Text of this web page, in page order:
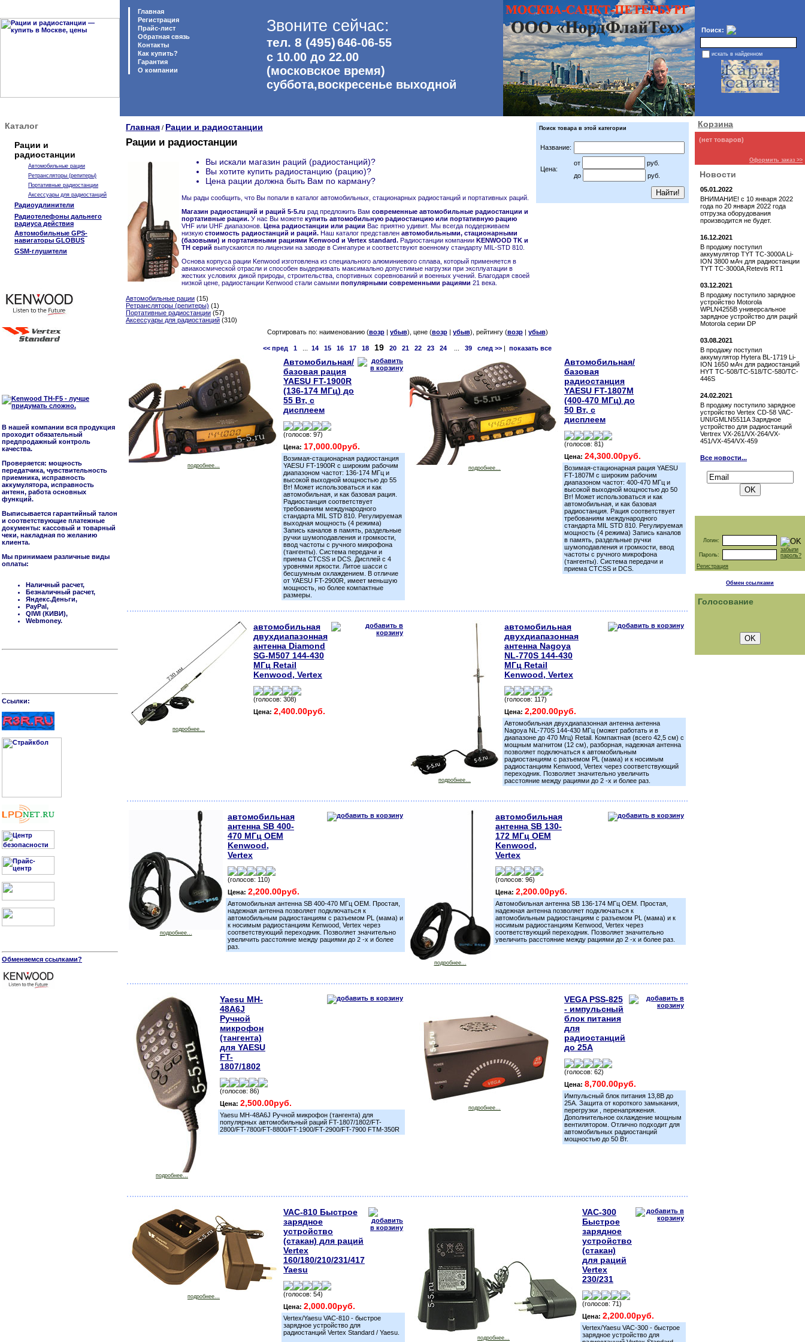
Главная
Регистрация
Прайс-лист
Обратная связь
Контакты
Как купить?
Гарантия
O компании
Звоните сейчас:
тел. 8 (495)646-06-55
с 10.00 до 22.00
(московское время)
суббота,воскресенье выходной
Поиск:
искать в найденном
Каталог
Рации и
радиостанции
Автомобильные рации
Ретрансляторы (репитеры)
Портативные радиостанции
Аксессуары для радиостанций
Радиоудлинители
Радиотелефоны дальнего
радиуса действия
Автомобильные GPS-
навигаторы GLOBUS
GSM-глушители
В нашей компании вся продукция
проходит обязательный
предпродажный контроль
качества.
Проверяется: мощность
передатчика, чувствительность
приемника, исправность
аккумулятора, исправность
антенн, работа основных
функций.
Выписывается гарантийный талон
и соответствующие платежные
документы: кассовый и товарный
чеки, накладная по желанию
клиента.
Мы принимаем различные виды
оплаты:
Наличный расчет,
Безналичный расчет,
Яндекс.Деньги,
PayPal,
QIWI (КИВИ),
Webmoney.
Cсылки:
Обменяемся ссылками?
Главная / Рации и радиостанции Поиск товара в этой категории
Название:
Цена:
от
руб.
до
руб.
Рации и радиостанции
Вы искали магазин раций (радиостанций)?
Вы хотите купить радиостанцию (рацию)?
Цена рации должна быть Вам по карману?
Мы рады сообщить, что Вы попали в каталог автомобильных, стационарных радиостанций и портативных раций.
Магазин радиостанций и раций 5-5.ru рад предложить Вам современные автомобильные радиостанции и
портативные рации. У нас Вы можете купить автомобильную радиостанцию или портативную рацию
VHF или UHF диапазонов.
Цена радиостанции или рации Вас приятно удивит. Мы всегда поддерживаем
низкую стоимость радиостанций и раций. Наш каталог представлен автомобильными, стационарными
(базовыми) и портативными рациями Kenwood и Vertex standard. Радиостанции компании KENWOOD TK и
TH серий выпускаются по лицензии на заводе в Сингапуре и соответствуют военному стандарту MIL-STD 810.
Основа корпуса рации Kenwood изготовлена из специального алюминиевого сплава, который применяется в
авиакосмической отрасли и способен выдерживать максимально допустимые нагрузки при эксплуатации в
жестких условиях дикой природы, строительства, спортивных соревнований и военных учений. Благодаря своей
низкой цене, радиостанции Kenwood стали самыми популярными современными рациями 21 века.
Автомобильные рации (15)
Ретрансляторы (репитеры) (1)
Портативные радиостанции (57)
Аксессуары для радиостанций (310)
Сортировать по: наименованию (возр| убыв), цене (возр| убыв), рейтингу (возр| убыв)
<< пред 1 14 15 16 17 18 19 20 21 22 23 24 39 след >> | показать все
подробнее...
Автомобильная/
базовая рация
YAESU FT-1900R
(136-174 МГц) до
55 Вт, с
дисплеем
(голосов: 97)
Цена: 17,000.00руб.
Возимая-стационарная радиостанция
YAESU FT-1900R с широким рабочим
диапазоном частот: 136-174 МГц и
высокой выходной мощностью до 55
Вт! Может использоваться и как
автомобильная, и как базовая рация.
Радиостанция соответствует
требованиям международного
стандарта MIL STD 810. Регулируемая
выходная мощность (4 режима)
Запись каналов в память, раздельные
ручки шумоподавления и громкости,
ввод частоты с ручного микрофона
(тангенты). Система передачи и
приема CTCSS и DCS. Дисплей с 4
уровнями яркости. Литое шасси с
бесшумным охлаждением. В отличие
от YAESU FT-2900R, имеет меньшую
мощность, но более компактные
размеры.
подробнее...
Автомобильная/
базовая
радиостанция
YAESU FT-1807M
(400-470 МГц) до
50 Вт, с
дисплеем
(голосов: 81)
Цена: 24,300.00руб.
Возимая-стационарная рация YAESU
FT-1807M с широким рабочим
диапазоном частот: 400-470 МГц и
высокой выходной мощностью до 50
Вт! Может использоваться и как
автомобильная, и как базовая
радиостанция. Рация соответствует
требованиям международного
стандарта MIL STD 810. Регулируемая
мощность (4 режима) Запись каналов
в память, раздельные ручки
шумоподавления и громкости, ввод
частоты с ручного микрофона
(тангенты). Система передачи и
приема CTCSS и DCS.
подробнее...
автомобильная
двухдиапазонная
антенна Diamond
SG-M507 144-430
МГц Retail
Kenwood, Vertex
(голосов: 308)
Цена: 2,400.00руб.
подробнее...
автомобильная
двухдиапазонная
антенна Nagoya
NL-770S 144-430
МГц Retail
Kenwood, Vertex
(голосов: 117)
Цена: 2,200.00руб.
Автомобильная двухдиапазонная антенна антенна
Nagoya NL-770S 144-430 МГц (может работать и в
диапазоне до 470 Мгц) Retail. Компактная (всего 42,5 см) с
мощным магнитом (12 см), разборная, надежная антенна
позволяет подключаться к автомобильным
радиостанциям с разъемом PL (мама) и к носимым
радиостанциям Kenwood, Vertex через соответствующий
переходник. Позволяет значительно увеличить
расстояние между рациями до 2 -х и более раз.
подробнее...
автомобильная
антенна SB 400-
470 МГц OEM
Kenwood,
Vertex
(голосов: 110)
Цена: 2,200.00руб.
Автомобильная антенна SB 400-470 МГц OEM. Простая,
надежная антенна позволяет подключаться к
автомобильным радиостанциям с разъемом PL (мама) и
к носимым радиостанциям Kenwood, Vertex через
соответствующий переходник. Позволяет значительно
увеличить расстояние между рациями до 2 -х и более
раз.
подробнее...
автомобильная
антенна SB 130-
172 МГц OEM
Kenwood,
Vertex
(голосов: 96)
Цена: 2,200.00руб.
Автомобильная антенна SB 136-174 МГц OEM. Простая,
надежная антенна позволяет подключаться к
автомобильным радиостанциям с разъемом PL (мама) и к
носимым радиостанциям Kenwood, Vertex через
соответствующий переходник. Позволяет значительно
увеличить расстояние между рациями до 2 -х и более раз.
подробнее...
Yaesu MH-
48A6J
Ручной
микрофон
(тангента)
для YAESU
FT-
1807/1802
(голосов: 86)
Цена: 2,500.00руб.
Yaesu MH-48A6J Ручной микрофон (тангента) для
популярных автомобильный раций FT-1807/1802/FT-
2800/FT-7800/FT-8800/FT-1900/FT-2900/FT-7900 FTM-350R
подробнее...
VEGA PSS-825
- импульсный
блок питания
для
радиостанций
до 25А
(голосов: 62)
Цена: 8,700.00руб.
Импульсный блок питания 13,8В до
25А. Защита от короткого замыкания,
перегрузки , перенапряжения.
Дополнительное охлаждение мощным
вентилятором. Отлично подходит для
автомобильных радиостанций
мощностью до 50 Вт.
подробнее...
VAC-810 Быстрое
зарядное
устройство
(стакан) для раций
Vertex
160/180/210/231/417
Yaesu
(голосов: 54)
Цена: 2,000.00руб.
Vertex/Yaesu VAC-810 - быстрое
зарядное устройство для
радиостанций Vertex Standard / Yaesu.
подробнее...
VAC-300
Быстрое
зарядное
устройство
(стакан)
для раций
Vertex
230/231
(голосов: 71)
Цена: 2,200.00руб.
Vertex/Yaesu VAC-300 - быстрое
зарядное устройство для
Корзина
(нет товаров)
Оформить заказ >>
Новости
05.01.2022
ВНИМАНИЕ! с 10 января 2022
года по 20 января 2022 года
отгрузка оборудования
производится не будет.
16.12.2021
В продажу поступил
аккумулятор TYT TC-3000A Li-
ION 3800 мАч для радиостанции
TYT TC-3000A,Retevis RT1
03.12.2021
В продажу поступило зарядное
устройство Motorola
WPLN4255B универсальное
зарядное устройство для раций
Motorola серии DP
03.08.2021
В продажу поступил
аккумулятор Hytera BL-1719 Li-
ION 1650 мАч для радиостанций
HYT TC-508/TC-518/TC-580/TC-
446S
24.02.2021
В продажу поступило зарядное
устройство Vertex СD-58 VAC-
UNI/GMLN5511A Зарядное
устройство для радиостанций
Vertrex VX-261/VX-264/VX-
451/VX-454/VX-459
Все новости...
Логин:
Пароль:
забыли
пароль?
Регистрация
Обмен ссылками
Голосование